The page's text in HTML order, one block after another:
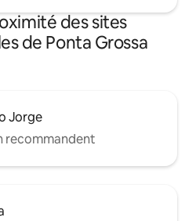
des sites
de Ponta Grossa
Jorge
recommandent